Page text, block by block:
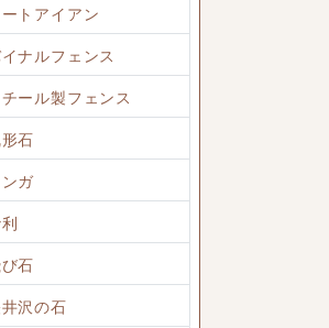
トアイアン
ナルフェンス
ール製フェンス
石
ガ
石
沢の石